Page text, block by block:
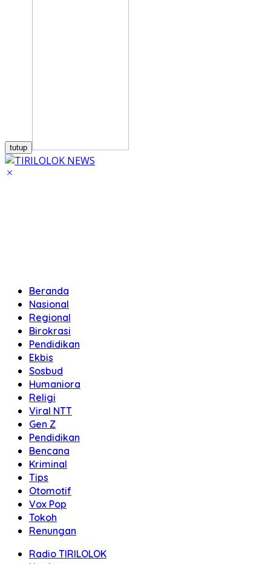
tutup
Beranda
Nasional
Regional
Birokrasi
Pendidikan
Ekbis
Sosbud
Humaniora
Religi
Viral NTT
Gen Z
Pendidikan
Bencana
Kriminal
Tips
Otomotif
Vox Pop
Tokoh
Renungan
Radio TIRILOLOK